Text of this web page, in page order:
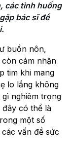
các tình huống
bác sĩ để
buồn nôn,
cảm nhận
tim khi mang
lo lắng không
nghiêm trọng
có thể là
một số
vấn đề sức